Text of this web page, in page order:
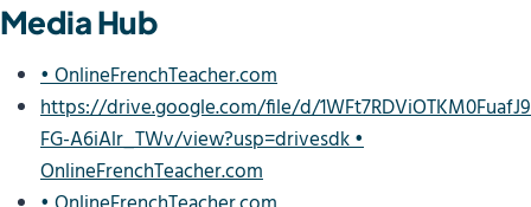
Media Hub
• OnlineFrenchTeacher.com
https://drive.google.com/file/d/1WFt7RDViOTKM0FuafJ9
FG-A6iAlr_TWv/view?usp=drivesdk •
OnlineFrenchTeacher.com